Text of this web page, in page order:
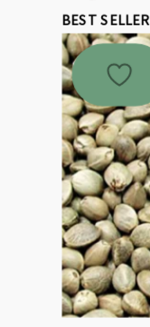
BEST SELLER